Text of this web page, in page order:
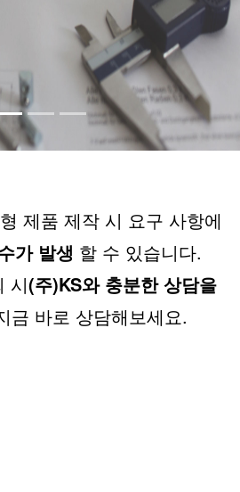
제품 제작 시 요구 사항에
가 발생 할 수 있습니다.
시(주)KS와 충분한 상담을
금 바로 상담해보세요.